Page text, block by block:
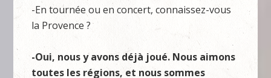
-En tournée ou en concert, connaissez-vous
la Provence ?
-Oui, nous y avons déjà joué. Nous aimons
toutes les régions, et nous sommes